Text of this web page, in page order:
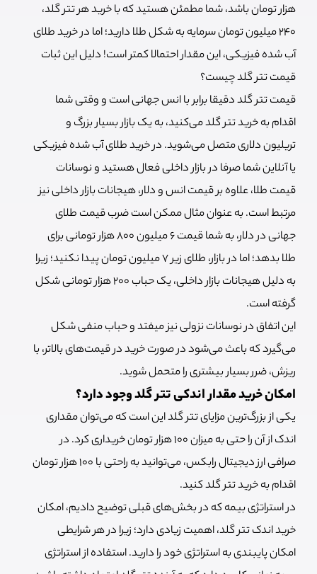
هزار تومان باشد، شما مطمئن هستید که با خرید هر تتر گلد،
240 میلیون تومان سرمایه به شکل طلا دارید؛ اما در خرید طلای
آب شده فیزیکی، این مقدار احتمالا کمتر است! دلیل این ثبات
قیمت تتر گلد چیست؟
قیمت تتر گلد دقیقا برابر با انس جهانی است و وقتی شما
اقدام به خرید تتر گلد می‌کنید، به یک بازار بسیار بزرگ و
تریلیون دلاری متصل می‌شوید. در خرید طلای آب شده فیزیکی
یا آنلاین شما صرفا در بازار داخلی فعال هستید و نوسانات
قیمت طلا، علاوه بر قیمت انس و دلار، هیجانات بازار داخلی نیز
مرتبط است. به عنوان مثال ممکن است ضرب قیمت طلای
جهانی در دلار، به شما قیمت 6 میلیون 800 هزار تومانی برای
طلا بدهد؛ اما در بازار، طلای زیر 7 میلیون تومان پیدا نکنید؛ زیرا
به دلیل هیجانات بازار داخلی، یک حباب 200 هزار تومانی شکل
گرفته است.
این اتفاق در نوسانات نزولی نیز میفتد و حباب منفی شکل
می‌گیرد که باعث می‌شود در صورت خرید در قیمت‌های بالاتر، با
ریزش، ضرر بسیار بیشتری را متحمل شوید.
امکان خرید مقدار اندکی تتر گلد وجود دارد؟
یکی از بزرگ‌ترین مزایای تتر گلد این است که می‌توان مقداری
اندک از آن را حتی به میزان 100 هزار تومان خریداری کرد. در
صرافی ارز دیجیتال رابکس، می‌توانید به راحتی با 100 هزار تومان
اقدام به خرید تتر گلد کنید.
در استراتژی بیمه که در بخش‌های قبلی توضیح دادیم، امکان
خرید اندک تتر گلد، اهمیت زیادی دارد؛ زیرا در هر شرایطی
امکان پایبندی به استراتژی خود را دارید. استفاده از استراتژی